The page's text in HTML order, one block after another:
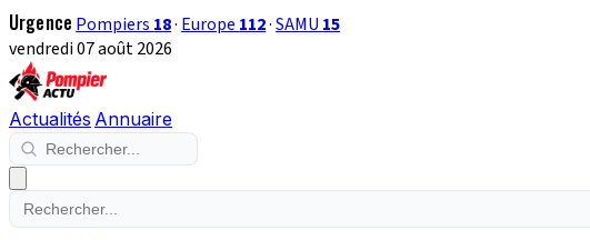
Urgence Pompiers 18· Europe 112·SAMU 15
vendredi 07 août 2026
Actualités Annuaire